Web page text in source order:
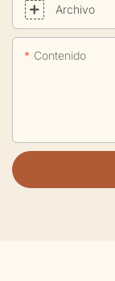
Archivo
Contenido